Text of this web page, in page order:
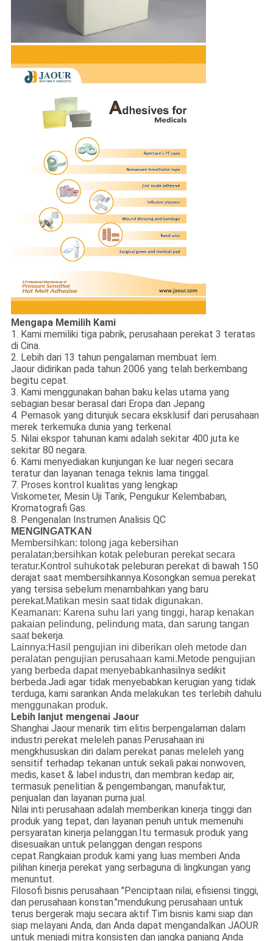
Mengapa Memilih Kami
1. Kami memiliki tiga pabrik, perusahaan perekat 3 teratas
di Cina.
2. Lebih dari 13 tahun pengalaman membuat lem.
Jaour didirikan pada tahun 2006 yang telah berkembang
begitu cepat.
3. Kami menggunakan bahan baku kelas utama yang
sebagian besar berasal dari Eropa dan Jepang
4. Pemasok yang ditunjuk secara eksklusif dari perusahaan
merek terkemuka dunia yang terkenal.
5. Nilai ekspor tahunan kami adalah sekitar 400 juta ke
sekitar 80 negara.
6. Kami menyediakan kunjungan ke luar negeri secara
teratur dan layanan tenaga teknis lama tinggal.
7. Proses kontrol kualitas yang lengkap
Viskometer, Mesin Uji Tarik, Pengukur Kelembaban,
Kromatografi Gas.
8. Pengenalan Instrumen Analisis QC
MENGINGATKAN
Membersihkan: tolong jaga kebersihan
peralatan;bersihkan kotak peleburan perekat secara
teratur.Kontrol suhukotak peleburan perekat di bawah 150
derajat saat membersihkannya.Kosongkan semua perekat
yang tersisa sebelum menambahkan yang baru
perekat.Matikan mesin saat tidak digunakan.
Keamanan: Karena suhu lari yang tinggi, harap kenakan
pakaian pelindung, pelindung mata, dan sarung tangan
saat bekerja.
Lainnya:Hasil pengujian ini diberikan oleh metode dan
peralatan pengujian perusahaan kami.Metode pengujian
yang berbeda dapat menyebabkanhasilnya sedikit
berbeda.Jadi agar tidak menyebabkan kerugian yang tidak
terduga, kami sarankan Anda melakukan tes terlebih dahulu
menggunakan produk.
Lebih lanjut mengenai Jaour
Shanghai Jaour menarik tim elitis berpengalaman dalam
industri perekat meleleh panas.Perusahaan ini
mengkhususkan diri dalam perekat panas meleleh yang
sensitif terhadap tekanan untuk sekali pakai nonwoven,
medis, kaset & label industri, dan membran kedap air,
termasuk penelitian & pengembangan, manufaktur,
penjualan dan layanan purna jual.
Nilai inti perusahaan adalah memberikan kinerja tinggi dan
produk yang tepat, dan layanan penuh untuk memenuhi
persyaratan kinerja pelanggan.Itu termasuk produk yang
disesuaikan untuk pelanggan dengan respons
cepat.Rangkaian produk kami yang luas memberi Anda
pilihan kinerja perekat yang serbaguna di lingkungan yang
menuntut.
Filosofi bisnis perusahaan "Penciptaan nilai, efisiensi tinggi,
dan perusahaan konstan."mendukung perusahaan untuk
terus bergerak maju secara aktif.Tim bisnis kami siap dan
siap melayani Anda, dan Anda dapat mengandalkan JAOUR
untuk menjadi mitra konsisten dan jangka panjang Anda